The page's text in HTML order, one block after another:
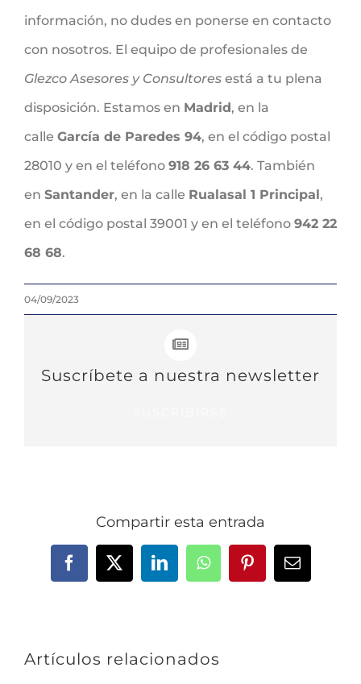
información, no dudes en ponerse en contacto
con nosotros. El equipo de profesionales de
Glezco Asesores y Consultores está a tu plena
disposición. Estamos en Madrid, en la
calle García de Paredes 94, en el código postal
28010 y en el teléfono 918 26 63 44. También
en Santander, en la calle Rualasal 1 Principal,
en el código postal 39001 y en el teléfono 942 22
68 68.
04/09/2023
Suscríbete a nuestra newsletter
Compartir esta entrada
Facebook
X LinkedInWhatsAppPinterestCorreo
Artículos relacionados